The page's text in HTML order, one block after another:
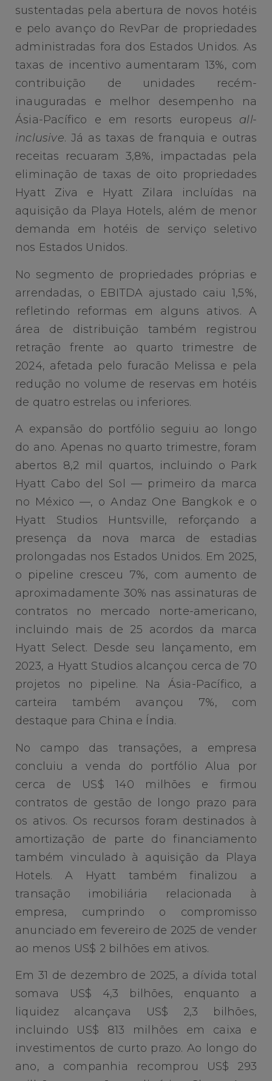
sustentadas pela abertura de novos hotéis
e pelo avanço do RevPar de propriedades
administradas fora dos Estados Unidos. As
taxas de incentivo aumentaram 13%, com
contribuição de unidades recém-
inauguradas e melhor desempenho na
Ásia-Pacífico e em resorts europeus all-
inclusive. Já as taxas de franquia e outras
receitas recuaram 3,8%, impactadas pela
eliminação de taxas de oito propriedades
Hyatt Ziva e Hyatt Zilara incluídas na
aquisição da Playa Hotels, além de menor
demanda em hotéis de serviço seletivo
nos Estados Unidos.
No segmento de propriedades próprias e
arrendadas, o EBITDA ajustado caiu 1,5%,
refletindo reformas em alguns ativos. A
área de distribuição também registrou
retração frente ao quarto trimestre de
2024, afetada pelo furacão Melissa e pela
redução no volume de reservas em hotéis
de quatro estrelas ou inferiores.
A expansão do portfólio seguiu ao longo
do ano. Apenas no quarto trimestre, foram
abertos 8,2 mil quartos, incluindo o Park
Hyatt Cabo del Sol — primeiro da marca
no México —, o Andaz One Bangkok e o
Hyatt Studios Huntsville, reforçando a
presença da nova marca de estadias
prolongadas nos Estados Unidos. Em 2025,
o pipeline cresceu 7%, com aumento de
aproximadamente 30% nas assinaturas de
contratos no mercado norte-americano,
incluindo mais de 25 acordos da marca
Hyatt Select. Desde seu lançamento, em
2023, a Hyatt Studios alcançou cerca de 70
projetos no pipeline. Na Ásia-Pacífico, a
carteira também avançou 7%, com
destaque para China e Índia.
No campo das transações, a empresa
concluiu a venda do portfólio Alua por
cerca de US$ 140 milhões e firmou
contratos de gestão de longo prazo para
os ativos. Os recursos foram destinados à
amortização de parte do financiamento
também vinculado à aquisição da Playa
Hotels. A Hyatt também finalizou a
transação imobiliária relacionada à
empresa, cumprindo o compromisso
anunciado em fevereiro de 2025 de vender
ao menos US$ 2 bilhões em ativos.
Em 31 de dezembro de 2025, a dívida total
somava US$ 4,3 bilhões, enquanto a
liquidez alcançava US$ 2,3 bilhões,
incluindo US$ 813 milhões em caixa e
investimentos de curto prazo. Ao longo do
ano, a companhia recomprou US$ 293